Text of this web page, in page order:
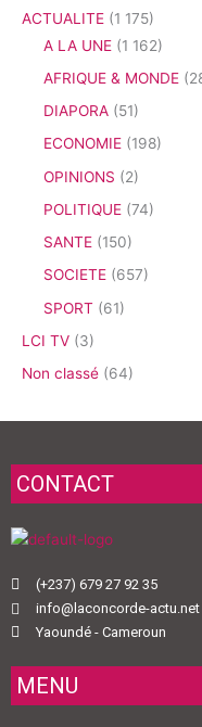
ACTUALITE (1 175)
A LA UNE (1 162)
AFRIQUE & MONDE
DIAPORA (51)
ECONOMIE (198)
OPINIONS (2)
POLITIQUE (74)
SANTE (150)
SOCIETE (657)
SPORT (61)
LCI TV (3)
Non classé (64)
CONTACT
(+237) 679 27 92 35
info@laconcorde-actu.net
Yaoundé - Cameroun
MENU